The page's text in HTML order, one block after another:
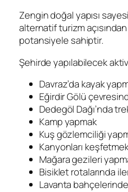
Zengin doğal yapısı
alternatif turizm
potansiyele sahiptir.
Şehirde yapılabilecek
Davraz’da kayak
Eğirdir Gölü
Dedegöl Dağı’nda
Kamp yapmak
Kuş gözlemciliği
Kanyonları
Mağara gezileri
Bisiklet rotalarında
Lavanta